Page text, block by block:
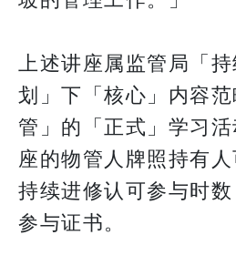
上述讲座属监管局「
划」下「核心」内容
管」的「正式」学习
座的物管人牌照持有
持续进修认可参与时
参与证书。